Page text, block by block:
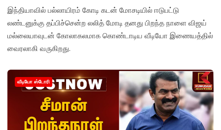
இந்தியாவில் பல்லாயிரம் கோடி கடன் மோசடியில் ஈடுபட்டு
லண்டனுக்கு தப்பிச்சென்ற லலித் மோடி தனது பிறந்த நாளை விஜய்
மல்லையாவுடன் கோலாகலமாக கொண்டாடிய வீடியோ இணையத்தில்
வைரலாகி வருகிறது.
வீடியோ ஸ்டோரி